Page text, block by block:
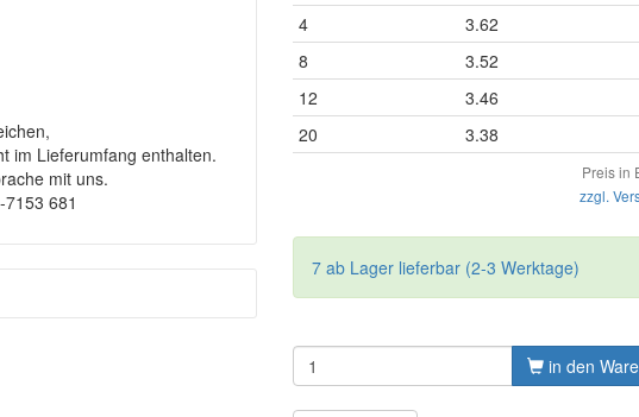
im Lieferumfang enthalten.
mit uns.
681
4 3.62
8 3.52
12 3.46
20 3.38
Preis in
zzgl.
7 ab Lager lieferbar (2-3 Werktage)
in den